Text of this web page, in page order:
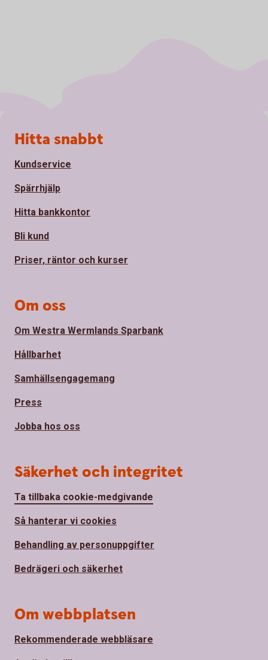
Sidfot
Hitta snabbt
Kundservice
Spärrhjälp
Hitta bankkontor
Bli kund
Priser, räntor och kurser
Om oss
Om Westra Wermlands Sparbank
Hållbarhet
Samhällsengagemang
Press
Jobba hos oss
Säkerhet och integritet
Ta tillbaka cookie-medgivande
Så hanterar vi cookies
Behandling av personuppgifter
Bedrägeri och säkerhet
Om webbplatsen
Rekommenderade webbläsare